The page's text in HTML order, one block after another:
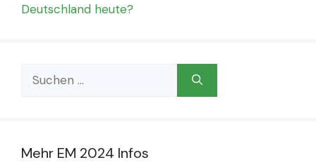
Deutschland heute?
Suchen
nach:
Mehr EM 2024 Infos